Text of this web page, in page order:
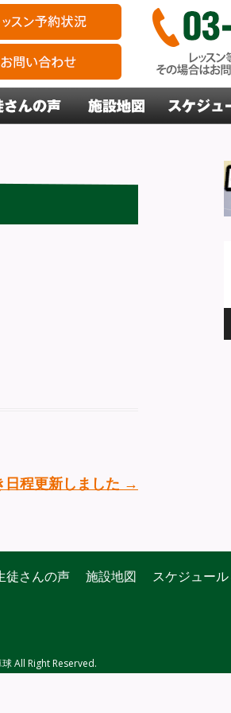
日程更新しました →
徒さんの声 施設地図 スケジュー
All Right Reserved.